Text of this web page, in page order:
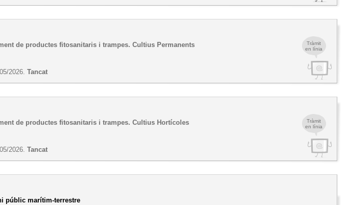
Tràmit
en línia
de productes fitosanitaris i trampes. Cultius Permanents
2026.Tancat
Tràmit
en línia
de productes fitosanitaris i trampes. Cultius Hortícoles
2026.Tancat
públic marítim-terrestre